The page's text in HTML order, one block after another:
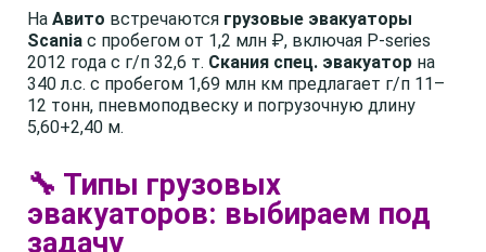
На Авито встречаются грузовые эвакуаторы
Scania с пробегом от 1,2 млн ₽, включая P-series
2012 года с г/п 32,6 т. Скания спец. эвакуатор на
340 л.с. с пробегом 1,69 млн км предлагает г/п 11–
12 тонн, пневмоподвеску и погрузочную длину
5,60+2,40 м.
🔧 Типы грузовых
эвакуаторов: выбираем под
задачу